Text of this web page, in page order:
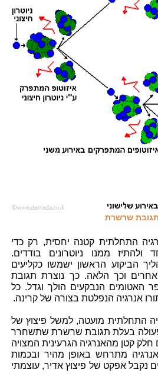
תגובת שרשרת
התחלתית קטנה יחסית, רק כדי
ממנו ניוטרונים בודדים.
הביקוע הראשון ישמשו כקליעים
אחרים וכך הלאה. כך נוצרת תגובת
הנבקעים הולך וגדל. כל
אנרגיה הנפלטת בצורה של קרינה.
התחלתית מועטה, למשל פיצוץ של
לפעולה בעלת תגובת שרשרת שתשחרר
חלק קטן מהאנרגיה הגרעינית המצויה
מתרחש באופן מהיר ובכמות
נקבל אפקט של פיצוץ אדיר, עוצמתי